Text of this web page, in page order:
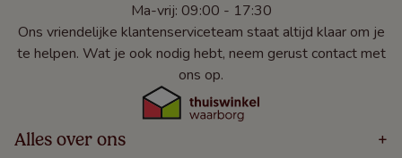
Ma-vrij: 09:00 - 17:30
Ons vriendelijke klantenserviceteam staat altijd klaar om je
te helpen. Wat je ook nodig hebt, neem gerust contact met
ons op.
Alles over ons +